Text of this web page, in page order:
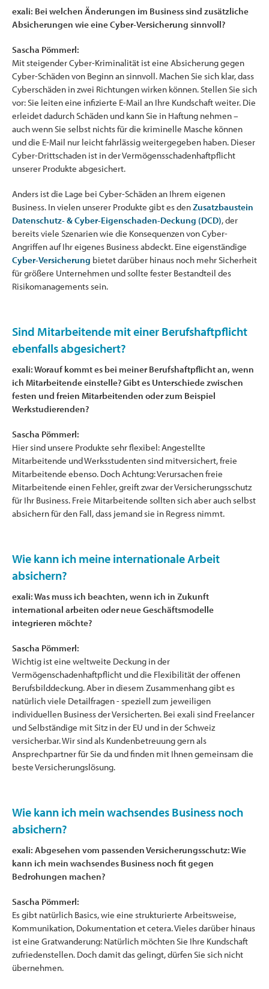
exali: Bei welchen Änderungen im Business sind zusätzliche
Absicherungen wie eine Cyber-Versicherung sinnvoll?
Sascha Pömmerl:
Mit steigender Cyber-Kriminalität ist eine Absicherung gegen
Cyber-Schäden von Beginn an sinnvoll. Machen Sie sich klar, dass
Cyberschäden in zwei Richtungen wirken können. Stellen Sie sich
vor: Sie leiten eine infizierte E-Mail an Ihre Kundschaft weiter. Die
erleidet dadurch Schäden und kann Sie in Haftung nehmen –
auch wenn Sie selbst nichts für die kriminelle Masche können
und die E-Mail nur leicht fahrlässig weitergegeben haben. Dieser
Cyber-Drittschaden ist in der Vermögensschadenhaftpflicht
unserer Produkte abgesichert.
Anders ist die Lage bei Cyber-Schäden an Ihrem eigenen
Business. In vielen unserer Produkte gibt es denZusatzbaustein
Datenschutz- & Cyber-Eigenschaden-Deckung (DCD), der
bereits viele Szenarien wie die Konsequenzen von Cyber-
Angriffen auf Ihr eigenes Business abdeckt. Eine eigenständige
Cyber-Versicherung bietet darüber hinaus noch mehr Sicherheit
für größere Unternehmen und sollte fester Bestandteil des
Risikomanagements sein.
Sind Mitarbeitende mit einer Berufshaftpflicht
ebenfalls abgesichert?
exali: Worauf kommt es bei meiner Berufshaftpflicht an, wenn
ich Mitarbeitende einstelle? Gibt es Unterschiede zwischen
festen und freien Mitarbeitenden oder zum Beispiel
Werkstudierenden?
Sascha Pömmerl:
Hier sind unsere Produkte sehr flexibel: Angestellte
Mitarbeitende und Werksstudenten sind mitversichert, freie
Mitarbeitende ebenso. Doch Achtung: Verursachen freie
Mitarbeitende einen Fehler, greift zwar der Versicherungsschutz
für Ihr Business. Freie Mitarbeitende sollten sich aber auch selbst
absichern für den Fall, dass jemand sie in Regress nimmt.
Wie kann ich meine internationale Arbeit
absichern?
exali: Was muss ich beachten, wenn ich in Zukunft
international arbeiten oder neue Geschäftsmodelle
integrieren möchte?
Sascha Pömmerl:
Wichtig ist eine weltweite Deckung in der
Vermögenschadenhaftpflicht und die Flexibilität der offenen
Berufsbilddeckung. Aber in diesem Zusammenhang gibt es
natürlich viele Detailfragen - speziell zum jeweiligen
individuellen Business der Versicherten. Bei exali sind Freelancer
und Selbständige mit Sitz in der EU und in der Schweiz
versicherbar. Wir sind als Kundenbetreuung gern als
Ansprechpartner für Sie da und finden mit Ihnen gemeinsam die
beste Versicherungslösung.
Wie kann ich mein wachsendes Business noch
absichern?
exali: Abgesehen vom passenden Versicherungsschutz: Wie
kann ich mein wachsendes Business noch fit gegen
Bedrohungen machen?
Sascha Pömmerl:
Es gibt natürlich Basics, wie eine strukturierte Arbeitsweise,
Kommunikation, Dokumentation et cetera. Vieles darüber hinaus
ist eine Gratwanderung: Natürlich möchten Sie Ihre Kundschaft
zufriedenstellen. Doch damit das gelingt, dürfen Sie sich nicht
übernehmen.